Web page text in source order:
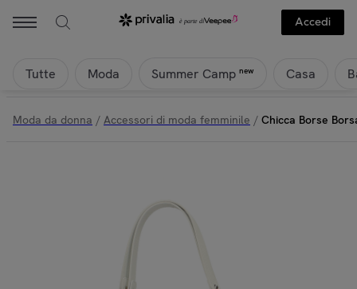
Accedi
Tutte Moda Summer Camp new Casa
Moda da donna / Accessori di moda femminile / Chicca Borse